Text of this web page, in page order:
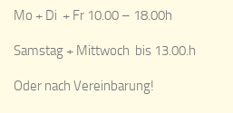
Mo + Di + Fr 10.00 – 18.00h
Samstag + Mittwoch bis 13.00.h
Oder nach Vereinbarung!